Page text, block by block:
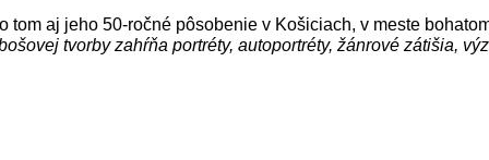
aj jeho 50-ročné pôsobenie v Košiciach, v meste
tvorby zahŕňa portréty, autoportréty, žánrové zátišia,